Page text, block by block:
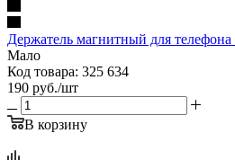
Держатель магнитный для
Мало
Код товара: 325 634
190 руб./шт
В корзину